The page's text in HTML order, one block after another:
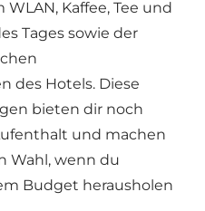
Kaffee, Tee und
Tages sowie der
des Hotels. Diese
bieten dir noch
und machen
Wahl, wenn du
Budget herausholen